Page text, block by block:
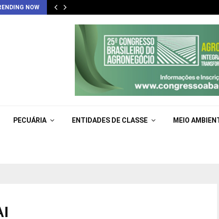
NOW
PECUÁRIA ENTIDADES DE CLASSE MEIO